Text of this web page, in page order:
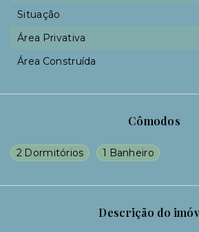
Cômodos
2 Dormitórios 1 Banheiro
Descrição do
Situação
Área Privativa
Área Construída